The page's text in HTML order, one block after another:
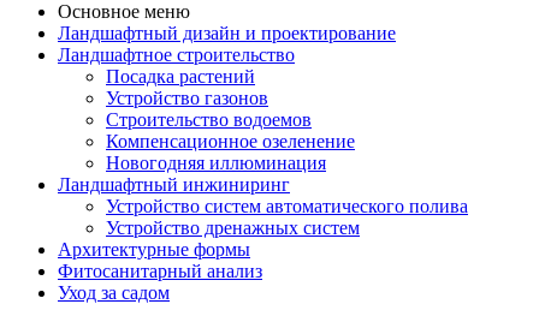
Основное меню
Ландшафтный дизайн и проектирование
Ландшафтное строительство
Посадка растений
Устройство газонов
Строительство водоемов
Компенсационное озеленение
Новогодняя иллюминация
Ландшафтный инжиниринг
Устройство систем автоматического полива
Устройство дренажных систем
Aрхитектурные формы
Фитосанитарный анализ
Уход за садом